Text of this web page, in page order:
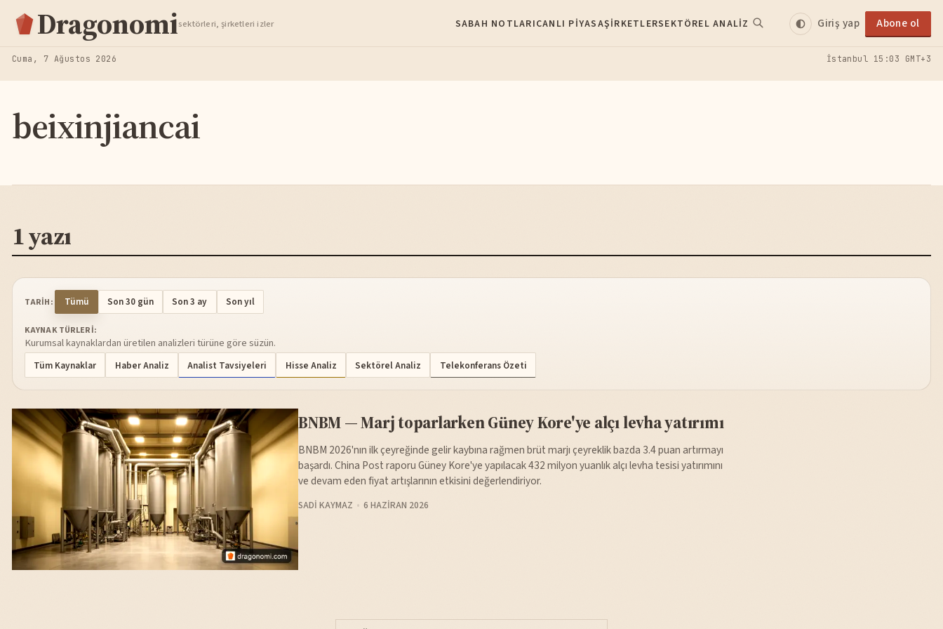
Dragonomisektörleri, şirketleri izler SABAH NOTLARICANLI PIYASAŞIRKETLERSEKTÖREL ANALIZ Giriş yap Abone ol
Cuma, 7 Ağustos 2026 İstanbul 15:03 GMT+3
beixinjiancai
1 yazı
TARIH: Tümü Son 30 gün Son 3 ay Son yıl
KAYNAK TÜRLERI:
Kurumsal kaynaklardan üretilen analizleri türüne göre süzün.
Tüm Kaynaklar Haber Analiz Analist Tavsiyeleri Hisse Analiz Sektörel Analiz Telekonferans Özeti
BNBM — Marj toparlarken Güney Kore'ye alçı levha yatırımı
BNBM 2026'nın ilk çeyreğinde gelir kaybına rağmen brüt marjı çeyreklik bazda 3.4 puan artırmayı
başardı. China Post raporu Güney Kore'ye yapılacak 432 milyon yuanlık alçı levha tesisi yatırımını
ve devam eden fiyat artışlarının etkisini değerlendiriyor.
SADI KAYMAZ 6 HAZIRAN 2026